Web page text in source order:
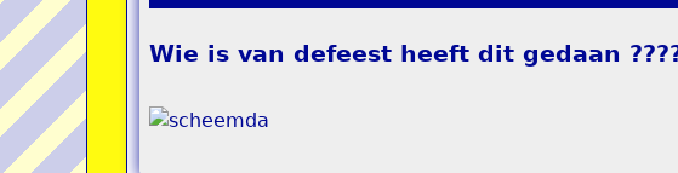
Wie is van defeest heeft dit gedaan